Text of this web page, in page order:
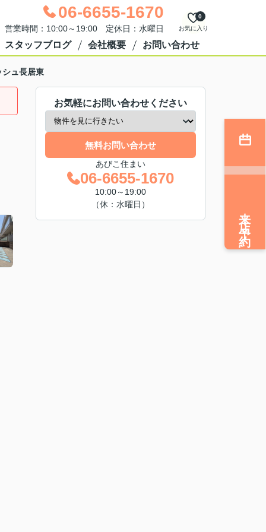
06-6655-1670
営業時間：10:00～19:00 定休日：水曜日 お気に入り
0
スタッフブログ 会社概要 お問い合わせ
シュ長居東
お気軽にお問い合わせください
無料お問い合わせ
あびこ住まい
06-6655-1670
10:00～19:00
（休：水曜日）
来店予約